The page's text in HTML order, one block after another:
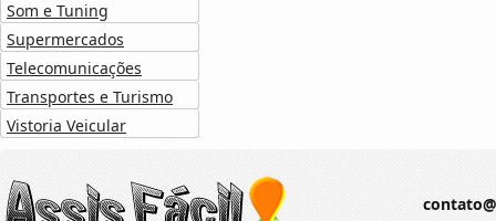
Som e Tuning
Supermercados
Telecomunicações
Transportes e Turismo
Vistoria Veicular